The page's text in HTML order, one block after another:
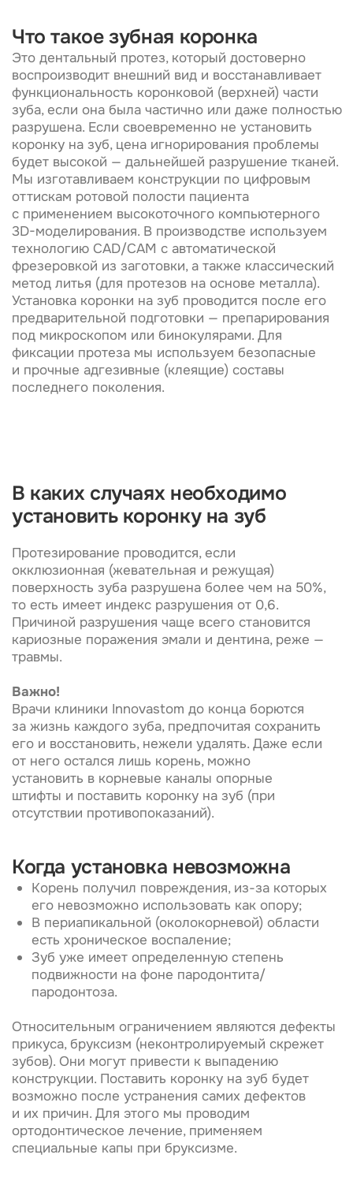
Когда установка невозможна
Корень получил повреждения, из-за которых
его невозможно использовать как опору;
В периапикальной (околокорневой) области
есть хроническое воспаление;
Зуб уже имеет определенную степень
пародонтоза.
Относительным ограничением являются дефекты
прикуса, бруксизм (неконтролируемый скрежет
зубов). Они могут привести к выпадению
конструкции. Поставить коронку на зуб будет
возможно после устранения самих дефектов
и их причин. Для этого мы проводим
ортодонтическое лечение, применяем
специальные капы при бруксизме.
Протезирование проводится, если
окклюзионная (жевательная и режущая)
поверхность зуба разрушена более чем на 50%,
то есть имеет индекс разрушения от 0,6.
Причиной разрушения чаще всего становится
его и восстановить, нежели удалять. Даже если
от него остался лишь корень, можно
установить в корневые каналы опорные
штифты и поставить коронку на зуб (при
В каких случаях необходимо
установить коронку на зуб
Мы изготавливаем конструкции по цифровым
оттискам ротовой полости пациента
с применением высокоточного компьютерного
3D-моделирования. В производстве используем
технологию CAD/CAM с автоматической
фрезеровкой из заготовки, а также классический
метод литья (для протезов на основе металла).
Установка коронки на зуб проводится после его
предварительной подготовки — препарирования
под микроскопом или бинокулярами. Для
фиксации протеза мы используем безопасные
и прочные адгезивные (клеящие) составы
последнего поколения.
Виды зубных коронок
в Innovastom